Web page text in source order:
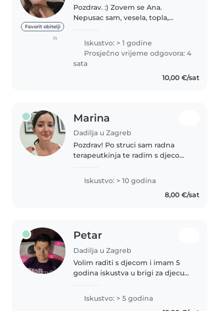
Favorit obitelji
(1)
Pozdrav. :) Zovem se Ana.
Nepusac sam, vesela, topla,
zdrave granice, a sigurnost djece
mi je na prvom mjestu. Do..
Iskustvo: > 1 godine
Prosječno vrijeme odgovora: 4
sata
10,00 €/sat
Marina
Dadilja u Zagreb
Pozdrav! Po struci sam radna
terapeutkinja te radim s djecom
iskustva u osmišljavanju
funkcionalnih aktivnosti za sve
uzraste. Trenutno sam u fazi
Iskustvo: > 10 godina
8,00 €/sat
Petar
Dadilja u Zagreb
Volim raditi s djecom i imam 5
godina iskustva u brigi za djecu
djecu s posebnim potrebama,
uključujući ADHD, autizam i
Iskustvo: > 5 godina